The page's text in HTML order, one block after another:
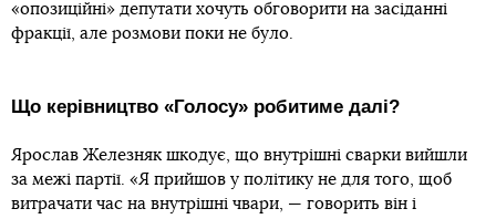
«опозиційні» депутати хочуть обговорити на засіданні
фракції, але розмови поки не було.
Що керівництво «Голосу» робитиме далі?
Ярослав Железняк шкодує, що внутрішні сварки вийшли
за межі партії. «Я прийшов у політику не для того, щоб
витрачати час на внутрішні чвари, — говорить він і